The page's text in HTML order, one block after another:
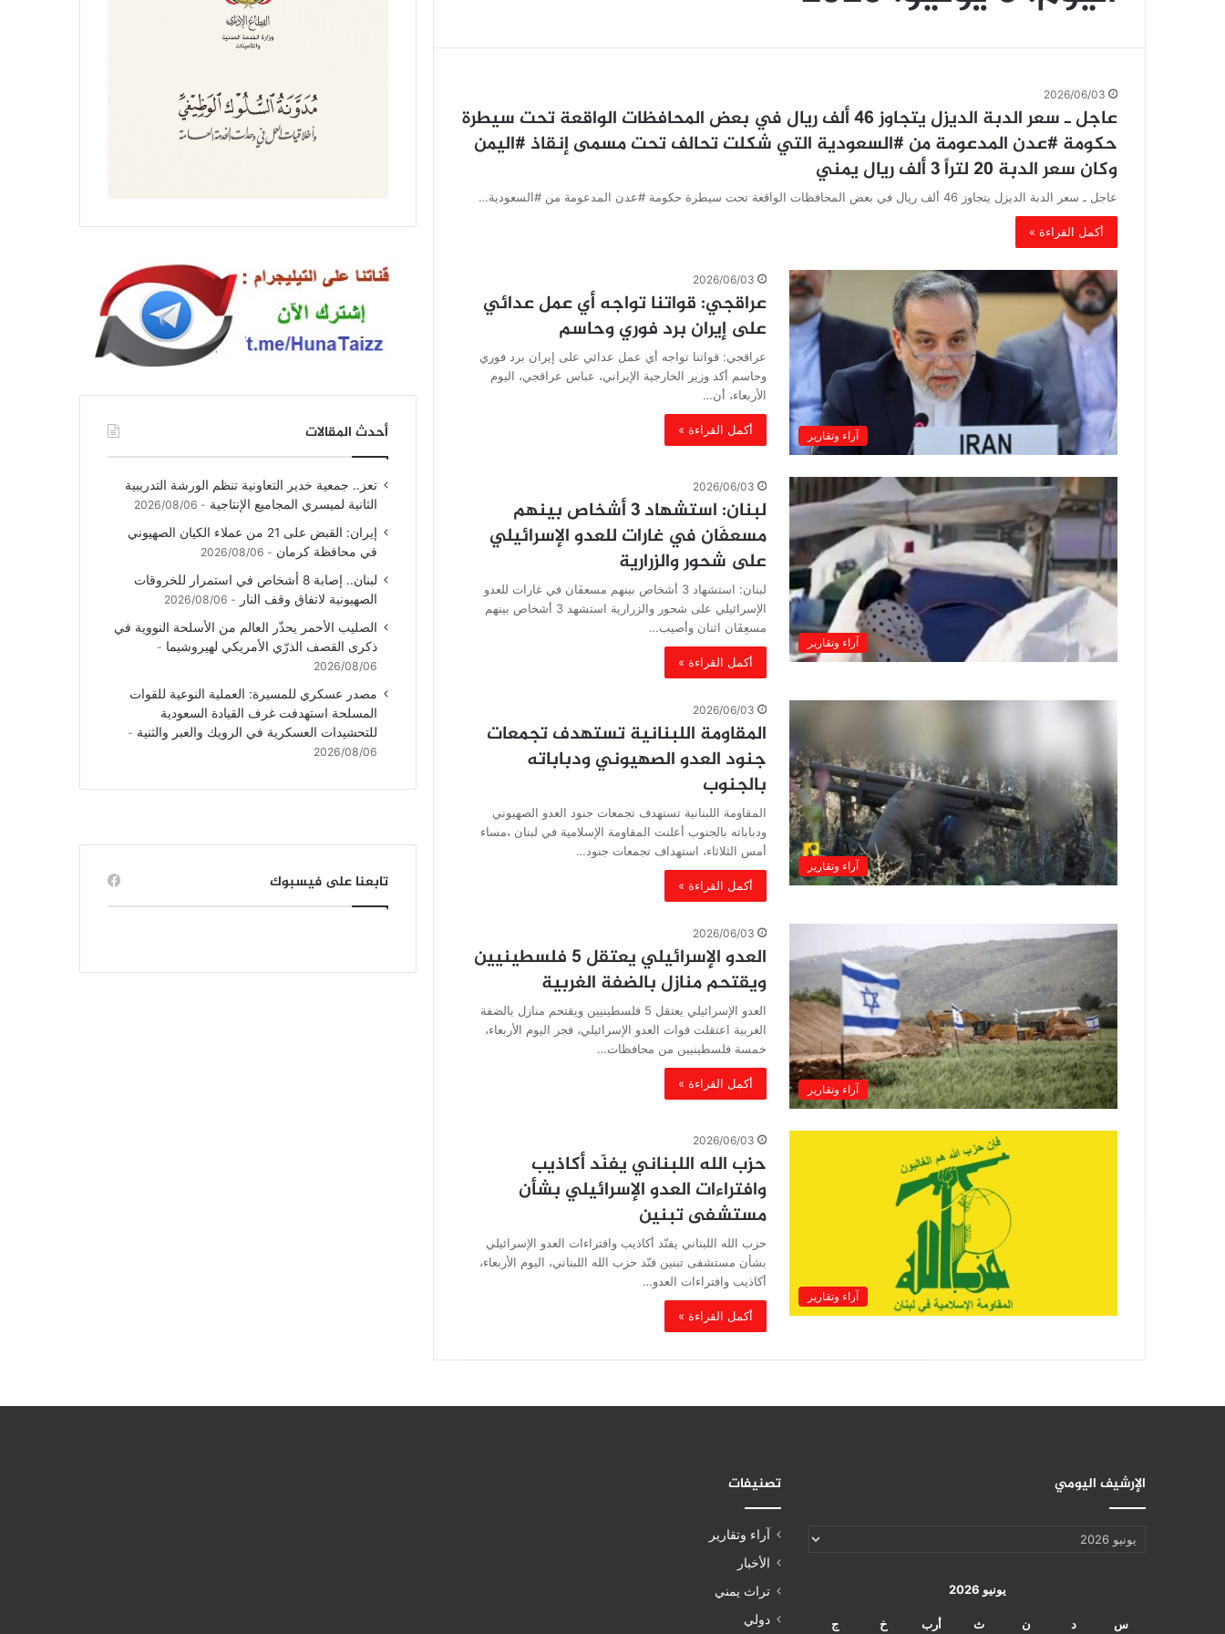
2026/06/03
عاجل ـ سعر الدبة الديزل يتجاوز 46 ألف ريال في بعض المحافظات الواقعة تحت سيطرة
حكومة #عدن المدعومة من #السعودية التي شكلت تحالف تحت مسمى إنقاذ #اليمن
وكان سعر الدبة 20 لتراً 3 ألف ريال يمني
عاجل ـ سعر الدبة الديزل يتجاوز 46 ألف ريال في بعض المحافظات الواقعة تحت سيطرة حكومة #عدن المدعومة من #السعودية…
أكمل القراءة »
آراء وتقارير
2026/06/03
عراقجي: قواتنا تواجه أي عمل عدائي
على إيران برد فوري وحاسم
عراقجي: قواتنا تواجه أي عمل عدائي على إيران برد فوري
وحاسم أكد وزير الخارجية الإيراني، عباس عراقجي، اليوم
الأربعاء، أن…
أكمل القراءة »
آراء وتقارير
2026/06/03
لبنان: استشهاد 3 أشخاص بينهم
مسعفَان في غارات للعدو الإسرائيلي
على شحور والزرارية
لبنان: استشهاد 3 أشخاص بينهم مسعفَان في غارات للعدو
الإسرائيلي على شحور والزرارية استشهد 3 أشخاص بينهم
مسعِفَان اثنان وأصيب…
أكمل القراءة »
آراء وتقارير
2026/06/03
المقاومة اللبنانية تستهدف تجمعات
جنود العدو الصهيوني ودباباته
بالجنوب
المقاومة اللبنانية تستهدف تجمعات جنود العدو الصهيوني
ودباباته بالجنوب أعلنت المقاومة الإسلامية في لبنان ،مساء
أمس الثلاثاء، استهداف تجمعات جنود…
أكمل القراءة »
آراء وتقارير
2026/06/03
العدو الإسرائيلي يعتقل 5 فلسطينيين
ويقتحم منازل بالضفة الغربية
العدو الإسرائيلي يعتقل 5 فلسطينيين ويقتحم منازل بالضفة
الغربية اعتقلت قوات العدو الإسرائيلي، فجر اليوم الأربعاء،
خمسة فلسطينيين من محافظات…
أكمل القراءة »
آراء وتقارير
2026/06/03
حزب الله اللبناني يفنّد أكاذيب
وافتراءات العدو الإسرائيلي بشأن
مستشفى تبنين
حزب الله اللبناني يفنّد أكاذيب وافتراءات العدو الإسرائيلي
بشأن مستشفى تبنين فنّد حزب الله اللبناني، اليوم الأربعاء،
أكاذيب وافتراءات العدو…
أكمل القراءة »
أحدث المقالات
تعز.. جمعية خدير التعاونية تنظم الورشة التدريبية
الثانية لميسري المجاميع الإنتاجية
2026/08/06
إيران: القبض على 21 من عملاء الكيان الصهيوني
في محافظة كرمان
2026/08/06
لبنان.. إصابة 8 أشخاص في استمرار للخروقات
الصهيونية لاتفاق وقف النار
2026/08/06
الصليب الأحمر يحذّر العالم من الأسلحة النووية في
ذكرى القصف الذرّي الأمريكي لهيروشيما
2026/08/06
مصدر عسكري للمسيرة: العملية النوعية للقوات
المسلحة استهدفت غرف القيادة السعودية
للتحشيدات العسكرية في الرويك والعبر والثنية
2026/08/06
تابعنا على فيسبوك
الإرشيف اليومي
الإرشيف
يونيو 2026
س د ن ث أرب خ ج
تصنيفات
آراء وتقارير
الأخبار
تراث يمني
دولي